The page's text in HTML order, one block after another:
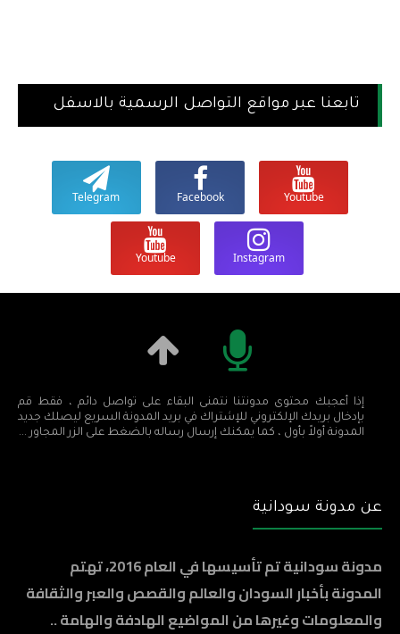
تابعنا عبر مواقع التواصل الرسمية بالاسفل
Youtube
Facebook
Telegram
Instagram
Youtube
إذا أعجبك محتوى مدونتنا نتمنى البقاء على تواصل دائم ، فقط قم
بإدخال بريدك الإلكتروني للإشتراك في بريد المدونة السريع ليصلك جديد
المدونة أولاً بأول ، كما يمكنك إرسال رساله بالضغط على الزر المجاور ...
عن مدونة سودانية
مدونة سودانية تم تأسيسها في العام 2016، تهتم
المدونة بأخبار السودان والعالم والقصص والعبر والثقافة
والمعلومات وغيرها من المواضيع الهادفة والهامة ..